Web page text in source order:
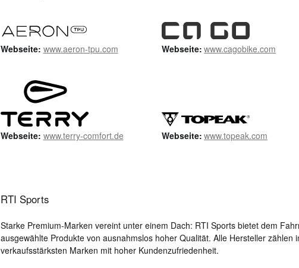
Webseite: www.aeron-tpu.com Webseite: www.cagobike.com
Webseite: www.terry‍-‍comfort.de Webseite: www.topeak.com
RTI Sports
Starke Premium-Marken vereint unter einem Dach: RTI Sports bietet dem
ausgewählte Produkte von ausnahmslos hoher Qualität. Alle Hersteller zählen
verkaufsstärksten Marken mit hoher Kundenzufriedenheit.